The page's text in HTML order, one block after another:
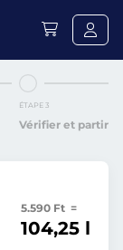
ÉTAPE 3
Vérifier et partir
5.590 Ft =
104,25 l